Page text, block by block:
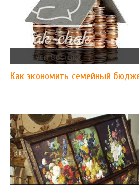
Как экономить семейный